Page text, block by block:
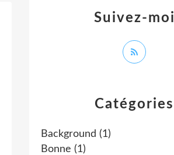
Catégories
Background (1)
Bonne (1)
Suivez-moi